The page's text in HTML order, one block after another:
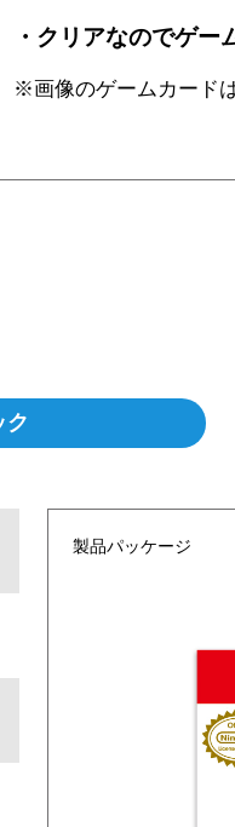
・クリアなのでゲー
※画像のゲームカード
ク
製品パッケージ